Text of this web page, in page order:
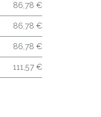
86,78 €
86,78 €
86,78 €
111,57 €